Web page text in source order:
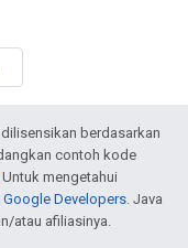
berdasarkan
contoh kode
Untuk mengetahui
Developers. Java
atau afiliasinya.